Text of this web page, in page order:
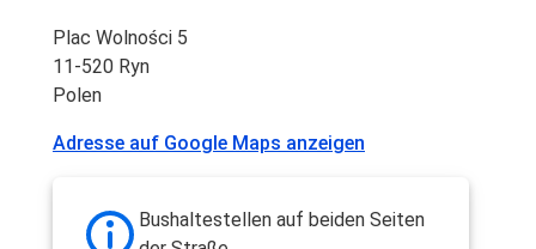
Plac Wolności 5
11-520 Ryn
Polen
Adresse auf Google Maps anzeigen
Bushaltestellen auf beiden Seiten